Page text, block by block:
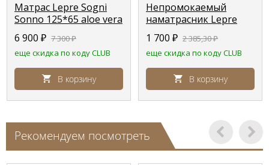
Матрас Lepre Sogni
Sonno 125*65 aloe vera
6 900 ₽ 7 300₽
еще скидка по коду CLUB
В корзину
Непромокаемый
наматрасник Lepre
для кроваток Pali
1 700 ₽ 2 385,30₽
еще скидка по коду CLUB
В корзину
Рекомендуем посмотреть